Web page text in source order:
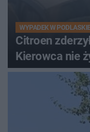
WYPADEK W
Citroen
Kierowca nie